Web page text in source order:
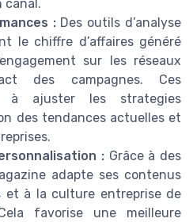
canal.
:Des outils d’analyse
le chiffre d’affaires généré
sur les réseaux
des campagnes. Ces
à ajuster les strategies
des tendances actuelles et
: Grâce à des
adapte ses contenus
à la culture entreprise de
favorise une meilleure